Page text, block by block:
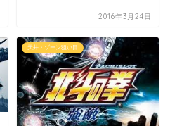
2016年3月24日
天井・ゾーン狙い目